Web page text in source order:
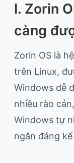
I. Zorin
càng
Zorin OS là
trên Linux,
Windows dễ
nhiều rào
Windows tự
ngắn đáng